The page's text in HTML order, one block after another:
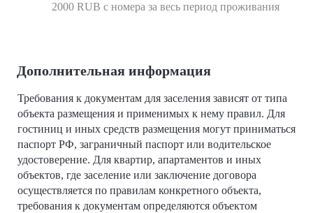
2000 RUB с номера за весь период проживания
Дополнительная информация
Требования к документам для заселения зависят от типа
объекта размещения и применимых к нему правил. Для
гостиниц и иных средств размещения могут приниматься
паспорт РФ, заграничный паспорт или водительское
удостоверение. Для квартир, апартаментов и иных
объектов, где заселение или заключение договора
осуществляется по правилам конкретного объекта,
требования к документам определяются объектом